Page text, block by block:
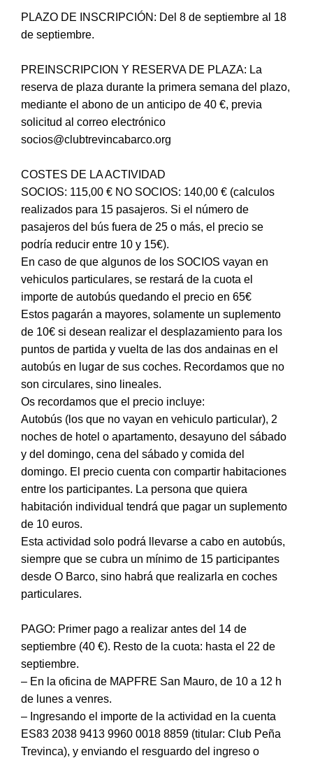
PLAZO DE INSCRIPCIÓN: Del 8 de septiembre al 18
de septiembre.
PREINSCRIPCION Y RESERVA DE PLAZA: La
reserva de plaza durante la primera semana del plazo,
mediante el abono de un anticipo de 40 €, previa
solicitud al correo electrónico
socios@clubtrevincabarco.org
COSTES DE LA ACTIVIDAD
SOCIOS: 115,00 € NO SOCIOS: 140,00 € (calculos
realizados para 15 pasajeros. Si el número de
pasajeros del bús fuera de 25 o más, el precio se
podría reducir entre 10 y 15€).
En caso de que algunos de los SOCIOS vayan en
vehiculos particulares, se restará de la cuota el
importe de autobús quedando el precio en 65€
Estos pagarán a mayores, solamente un suplemento
de 10€ si desean realizar el desplazamiento para los
puntos de partida y vuelta de las dos andainas en el
autobús en lugar de sus coches. Recordamos que no
son circulares, sino lineales.
Os recordamos que el precio incluye:
Autobús (los que no vayan en vehiculo particular), 2
noches de hotel o apartamento, desayuno del sábado
y del domingo, cena del sábado y comida del
domingo. El precio cuenta con compartir habitaciones
entre los participantes. La persona que quiera
habitación individual tendrá que pagar un suplemento
de 10 euros.
Esta actividad solo podrá llevarse a cabo en autobús,
siempre que se cubra un mínimo de 15 participantes
desde O Barco, sino habrá que realizarla en coches
particulares.
PAGO: Primer pago a realizar antes del 14 de
septiembre (40 €). Resto de la cuota: hasta el 22 de
septiembre.
– En la oficina de MAPFRE San Mauro, de 10 a 12 h
de lunes a venres.
– Ingresando el importe de la actividad en la cuenta
ES83 2038 9413 9960 0018 8859 (titular: Club Peña
Trevinca), y enviando el resguardo del ingreso o